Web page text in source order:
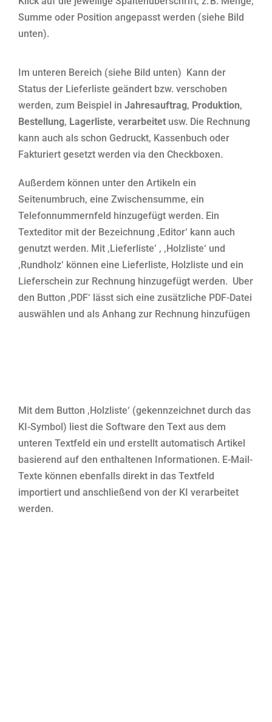
Summe oder Position angepasst werden (siehe Bild
unten).
Im unteren Bereich (siehe Bild unten) Kann der
Status der Lieferliste geändert bzw. verschoben
werden, zum Beispiel in Jahresauftrag, Produktion,
Bestellung, Lagerliste, verarbeitetusw. Die Rechnung
kann auch als schon Gedruckt, Kassenbuch oder
Fakturiert gesetzt werden via den Checkboxen.
Außerdem können unter den Artikeln ein
Seitenumbruch, eine Zwischensumme, ein
Telefonnummernfeld hinzugefügt werden. Ein
Texteditor mit der Bezeichnung ‚Editor‘ kann auch
genutzt werden. Mit ‚Lieferliste‘ , ‚Holzliste‘ und
‚Rundholz‘ können eine Lieferliste, Holzliste und ein
Lieferschein zur Rechnung hinzugefügt werden. Uber
den Button ‚PDF‘ lässt sich eine zusätzliche PDF-Datei
auswählen und als Anhang zur Rechnung hinzufügen
Mit dem Button ‚Holzliste‘ (gekennzeichnet durch das
KI-Symbol) liest die Software den Text aus dem
unteren Textfeld ein und erstellt automatisch Artikel
basierend auf den enthaltenen Informationen. E-Mail-
Texte können ebenfalls direkt in das Textfeld
importiert und anschließend von der KI verarbeitet
werden.